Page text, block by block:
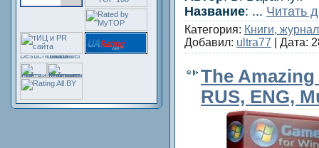
Название: ... Читать
Категория: Книги,
Добавил: ultra77 | Дата:
The
RUS, ENG,